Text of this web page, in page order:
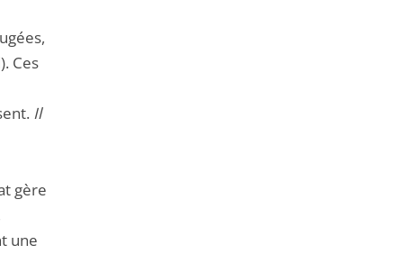
Ces
Il
gère
une